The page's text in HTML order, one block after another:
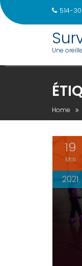
514-
Une
Home
19
Mai
2021